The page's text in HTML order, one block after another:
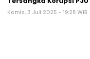
Kamis, 3 Juli 2025 - 19:28 WIB